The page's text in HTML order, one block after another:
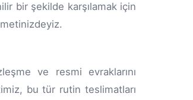
bir şekilde karşılamak için
ve resmi evraklarını
bu tür rutin teslimatları